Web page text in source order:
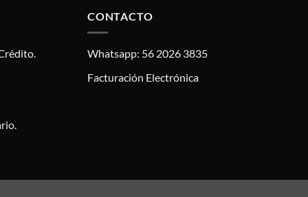
CONTACTO
Whatsapp: 56 2026 3835
Facturación Electrónica